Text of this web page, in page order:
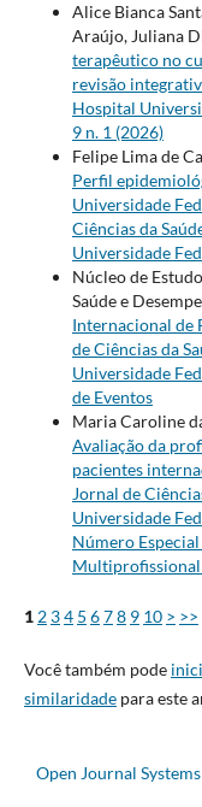
Alice Bianca
Araújo, Juliana
terapêutico no
revisão
Hospital
9 n. 1 (2026)
Felipe Lima de
Perfil
Universidade
Ciências da
Universidade
Núcleo de
Saúde e
Internacional de
de Ciências da
Universidade
de Eventos
Maria Caroline
Avaliação da
pacientes
Jornal de
Universidade
Número
Multiprofissional
12 34 5 678 9 10 > >>
Você também pode
similaridadepara este
Open Journal Systems